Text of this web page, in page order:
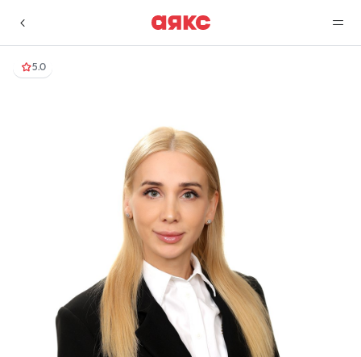
г. Краснодар
Сравнение
0 объявлений
Услуги
Контакты
5.0